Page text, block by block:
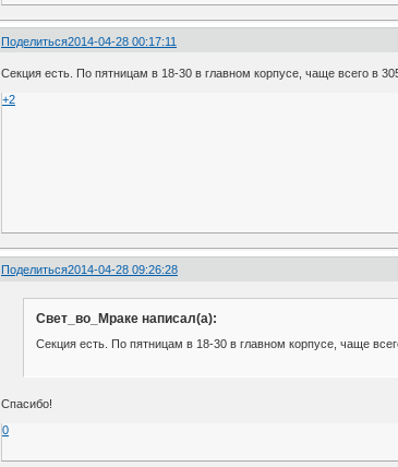
Поделиться2014-04-28 00:17:11
Секция есть. По пятницам в 18-30 в главном корпусе, чаще всего в
+2
Поделиться2014-04-28 09:26:28
Свет_во_Мраке написал(а):
Секция есть. По пятницам в 18-30 в главном корпусе, чаще
Спасибо!
0